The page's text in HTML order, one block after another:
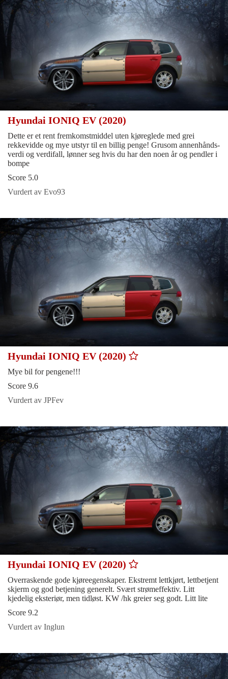
Hyundai IONIQ EV (2020)
Dette er et rent fremkomstmiddel uten kjøreglede med grei
rekkevidde og mye utstyr til en billig penge! Grusom annenhånds-
verdi og verdifall, lønner seg hvis du har den noen år og pendler i
bompe
Score 5.0
Vurdert av Evo93
Hyundai IONIQ EV (2020)
Mye bil for pengene!!!
Score 9.6
Vurdert av JPFev
Hyundai IONIQ EV (2020)
Overraskende gode kjøreegenskaper. Ekstremt lettkjørt, lettbetjent
skjerm og god betjening generelt. Svært strømeffektiv. Litt
kjedelig eksteriør, men tidløst. KW /hk greier seg godt. Litt lite
Score 9.2
Vurdert av Inglun